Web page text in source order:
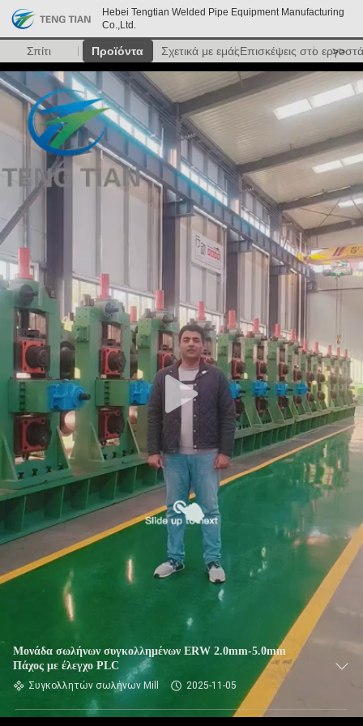
Hebei Tengtian Welded Pipe Equipment Manufacturing
Co.,Ltd.
Σπίτι Προϊόντα Σχετικά με εμάςΕπισκέψεις στο >>
Μονάδα σωλήνων συγκολλημένων ERW 2.0mm-5.0mm
Πάχος με έλεγχο PLC
Συγκολλητών σωλήνων Mill 2025-11-05